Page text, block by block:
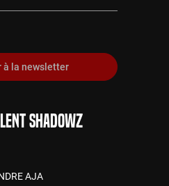
à la newsletter
SHADOWZ
AJA